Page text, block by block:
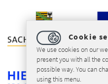
Cookie
We use cookies on our
present you with all the
possible way. You can
using this menu.